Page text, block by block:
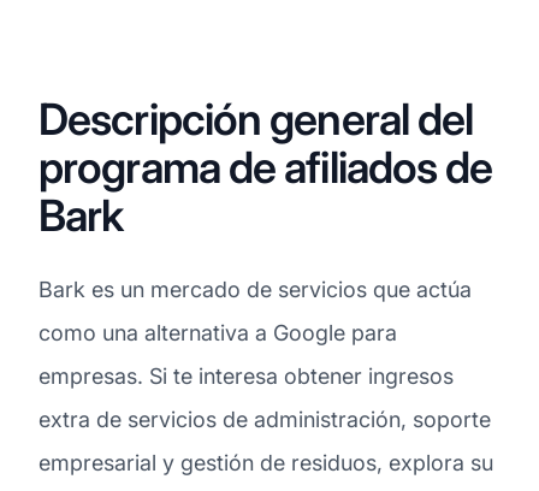
Descripción general del
programa de afiliados de
Bark
Bark es un mercado de servicios que actúa
como una alternativa a Google para
empresas. Si te interesa obtener ingresos
extra de servicios de administración, soporte
empresarial y gestión de residuos, explora su